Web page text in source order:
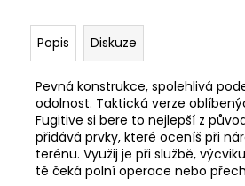
Popis Diskuze
Pevná konstrukce, spolehlivá
odolnost. Taktická verze
Fugitive si bere to nejlepší z
přidává prvky, které oceníš při
terénu. Využij je při službě,
tě čeká polní operace nebo
Kč
Původně:
1